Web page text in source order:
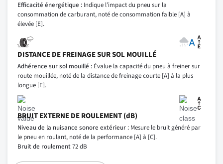
Efficacité énergétique : Indique l’impact du pneu sur la
consommation de carburant, noté de consommation faible [A] à
élevée [E].
DISTANCE DE FREINAGE SUR SOL MOUILLÉ
Adhérence sur sol mouillé : Évalue la capacité du pneu à freiner sur
route mouillée, noté de la distance de freinage courte [A] à la plus
longue [E].
BRUIT EXTERNE DE ROULEMENT (dB)
Niveau de la nuisance sonore extérieur : Mesure le bruit généré par
le pneu en roulant, noté de la performance [A] à [C].
Bruit de roulement72 dB